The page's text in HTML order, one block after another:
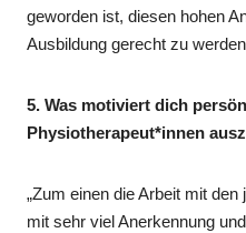
geworden ist, diesen hohen
Ausbildung gerecht zu
5. Was motiviert dich
Physiotherapeut*innen
„Zum einen die Arbeit mit
mit sehr viel Anerkennung